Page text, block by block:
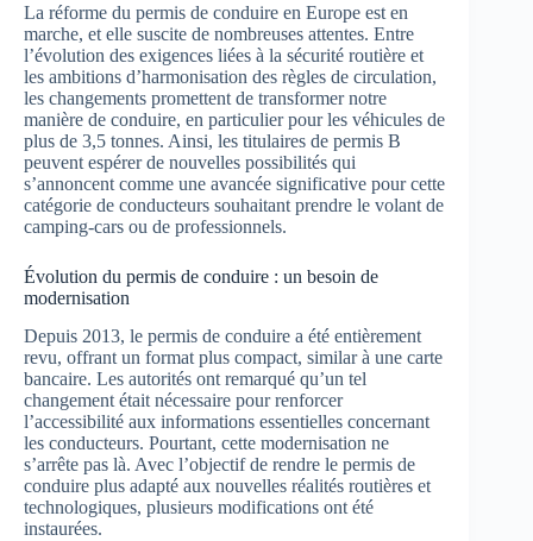
La réforme du permis de conduire en Europe est en
marche, et elle suscite de nombreuses attentes. Entre
l’évolution des exigences liées à la sécurité routière et
les ambitions d’harmonisation des règles de circulation,
les changements promettent de transformer notre
manière de conduire, en particulier pour les véhicules de
plus de 3,5 tonnes. Ainsi, les titulaires de permis B
peuvent espérer de nouvelles possibilités qui
s’annoncent comme une avancée significative pour cette
catégorie de conducteurs souhaitant prendre le volant de
camping-cars ou de professionnels.
Évolution du permis de conduire : un besoin de
modernisation
Depuis 2013, le permis de conduire a été entièrement
revu, offrant un format plus compact, similar à une carte
bancaire. Les autorités ont remarqué qu’un tel
changement était nécessaire pour renforcer
l’accessibilité aux informations essentielles concernant
les conducteurs. Pourtant, cette modernisation ne
s’arrête pas là. Avec l’objectif de rendre le permis de
conduire plus adapté aux nouvelles réalités routières et
technologiques, plusieurs modifications ont été
instaurées.